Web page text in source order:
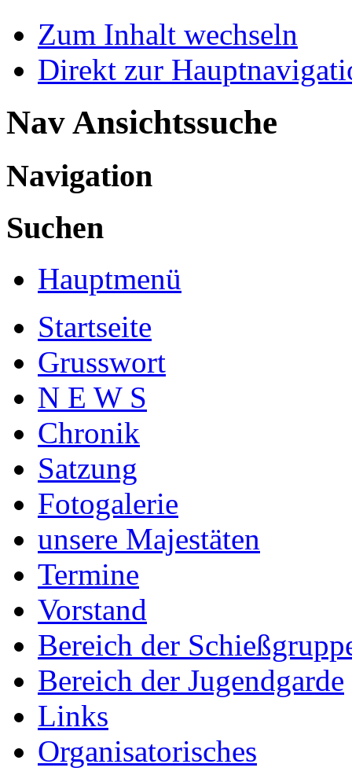
Zum Inhalt wechseln
Direkt zur
Nav Ansichtssuche
Navigation
Suchen
Hauptmenü
Startseite
Grusswort
N E W S
Chronik
Satzung
Fotogalerie
unsere Majestäten
Termine
Vorstand
Bereich der
Bereich der Jugendgarde
Links
Organisatorisches